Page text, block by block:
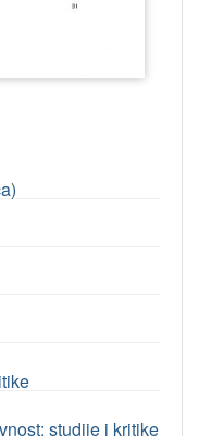
studije i kritike